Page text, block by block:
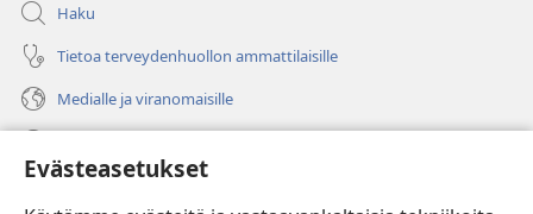
Evästeasetukset
Haku
Tietoa terveydenhuollon ammattilaisille
Medialle ja viranomaisille